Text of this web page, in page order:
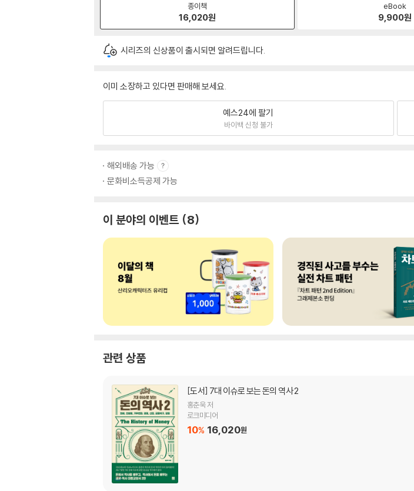
종이책
16,020원
eBook
9,900원
시리즈의 신상품이 출시되면 알려드립니다.
이미 소장하고 있다면 판매해 보세요.
예스24에 팔기
바이백 신청 불가
해외배송 가능
문화비소득공제 가능
이 분야의 이벤트 8
관련 상품
[도서] 7대 이슈로 보는 돈의 역사 2
홍춘욱 저
로크미디어
10% 16,020원